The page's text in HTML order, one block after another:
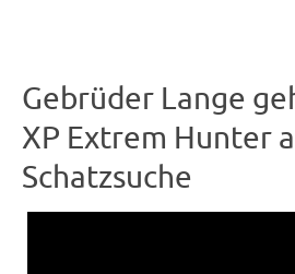
Gebrüder Lange
XP Extrem Hunter
Schatzsuche